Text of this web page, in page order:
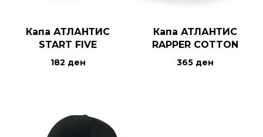
Капа АТЛАНТИС
START FIVE
182 ден
Капа АТЛАНТИС
RAPPER COTTON
365 ден